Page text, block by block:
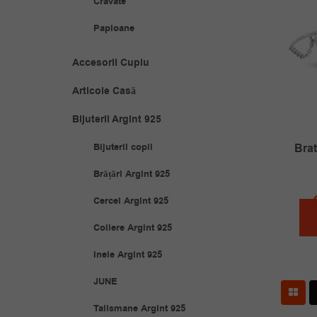
Papioane
Accesorii Cuplu
Articole Casă
Bijuterii Argint 925
Bijuterii copii
Brățări Argint 925
Cercei Argint 925
Coliere Argint 925
Inele Argint 925
JUNE
Talismane Argint 925